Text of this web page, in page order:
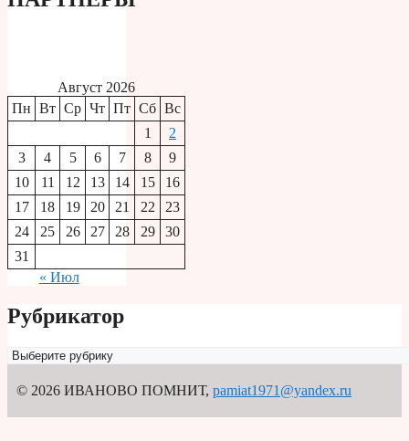
Август 2026
Пн Вт Ср Чт Пт Сб Вс
1
2
3
4 5 6 7 8
9
10
11 12 13 14 15
16
17
18 19 20 21 22
23
24
25 26 27 28 29
30
31
« Июл
Рубрикатор
Рубрикатор
© 2026 ИВАНОВО ПОМНИТ, pamiat1971@yandex.ru